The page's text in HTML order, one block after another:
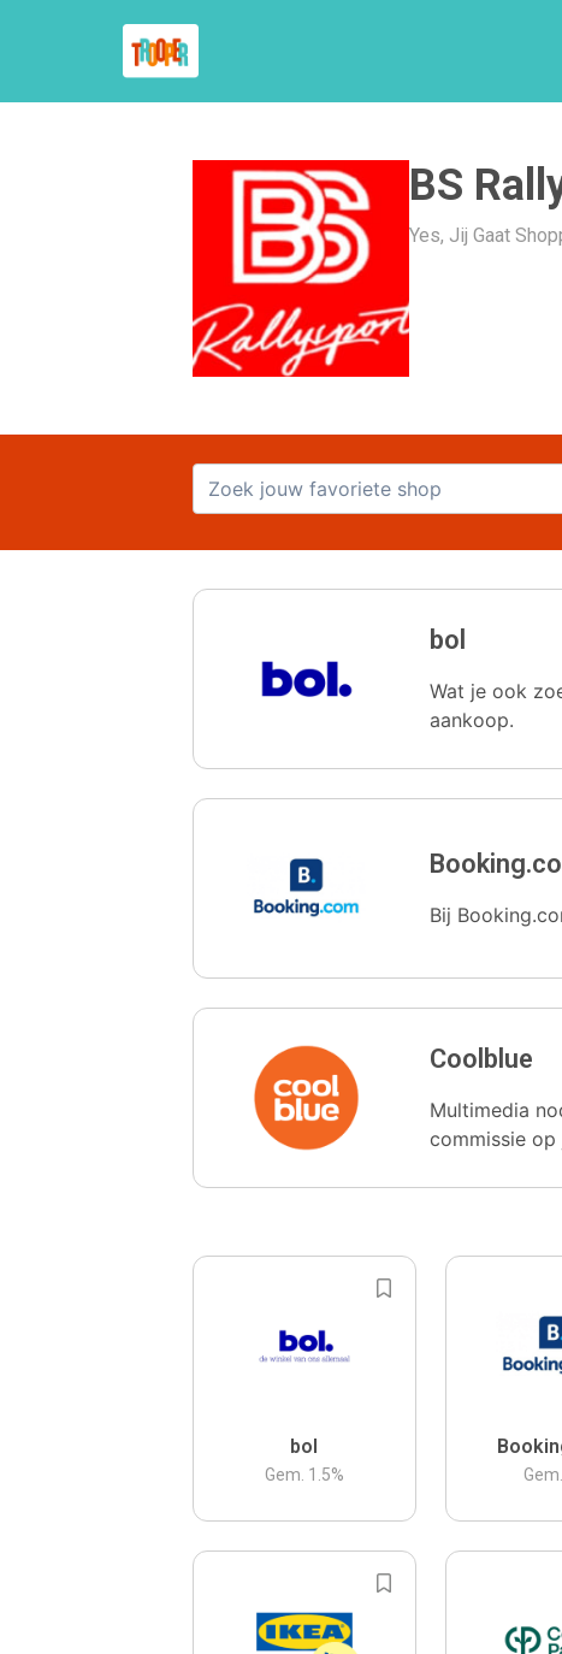
BS
Yes, Jij Gaat
bol
Wat je ook
aankoop.
Bij
Coolblue
Multimedia
commissie
bol
Gem. 1.5% Gem.